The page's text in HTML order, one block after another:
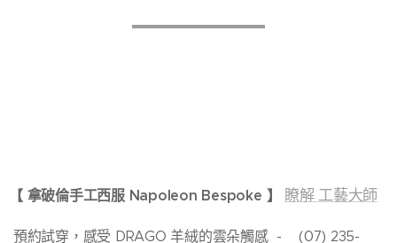
【 拿破倫手工西服 Napoleon Bespoke 】 瞭解 工藝大師
預約試穿，感受 DRAGO 羊絨的雲朵觸感 - (07) 235-